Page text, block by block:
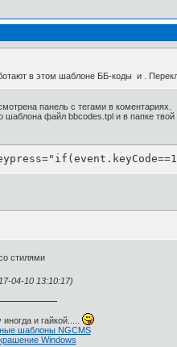
в этом шаблоне ББ-коды и .
панель с тегами в коментариях.
шаблона файл bbcodes.tpl и в папке
стилями
04-10 13:10:17)
и гайкой.....
шаблоны NGCMS
Windows